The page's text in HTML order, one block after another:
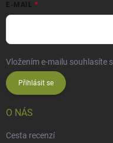
E-MAIL
Vložením e-mailu souhlasíte s
Přihlásit se
O NÁS
Cesta recenzí